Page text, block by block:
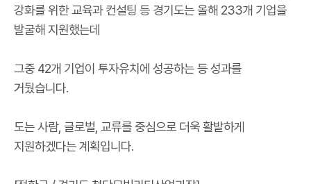
강화를 위한 교육과 컨설팅 등 경기도는 올해 233개 기업을
발굴해 지원했는데
그중 42개 기업이 투자유치에 성공하는 등 성과를
거뒀습니다.
도는 사람, 글로벌, 교류를 중심으로 더욱 활발하게
지원하겠다는 계획입니다.